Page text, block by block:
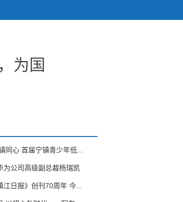
为国
同心 首届宁镇青少年低...
为公司高级副总裁杨瑞凯
江日报》创刊70周年 今...